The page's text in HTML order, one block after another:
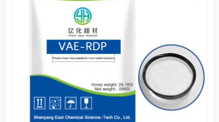
приготовленный ex situ из абсолютного пиридина и
олеума с последующей тщательной отгонкой
избытка пиридина. Процедура громоздкая, но
необходимая.
Здесь опытООО Шэньян Ихуа Новые Материалыв
поставках для фармацевтики и изоляционных
материалов оказался косвенно полезен. В их
линейках есть продукты, требующие аналогичного
контроля за стабильностью и стехиометрией